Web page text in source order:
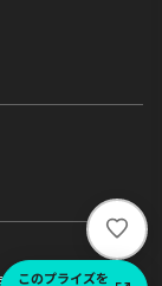
い
い
このプライズを